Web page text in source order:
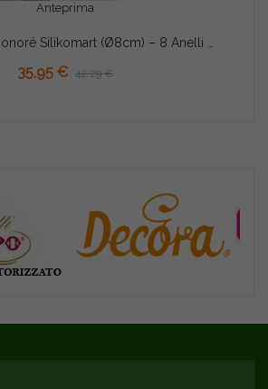
Anteprima
35,95 € 42,29 €